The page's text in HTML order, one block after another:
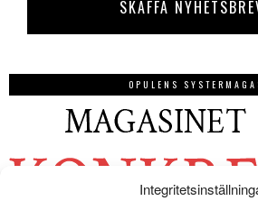
OPULENS